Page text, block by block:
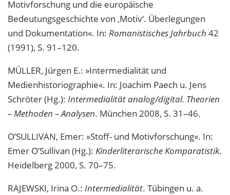
Motivforschung und die europäische
Bedeutungsgeschichte von ‚Motiv‘. Überlegungen
und Dokumentation«. In: Romanistisches Jahrbuch 42
(1991), S. 91–120.
MÜLLER, Jürgen E.: »Intermedialität und
Medienhistoriographie«. In: Joachim Paech u. Jens
Schröter (Hg.): Intermedialität analog/digital. Theorien
– Methoden – Analysen. München 2008, S. 31–46.
O’SULLIVAN, Emer: »Stoff- und Motivforschung«. In:
Emer O’Sullivan (Hg.): Kinderliterarische Komparatistik.
Heidelberg 2000, S. 70–75.
RAJEWSKI, Irina O.: Intermedialität. Tübingen u. a.